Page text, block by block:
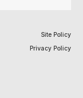
Site Policy
Privacy Policy